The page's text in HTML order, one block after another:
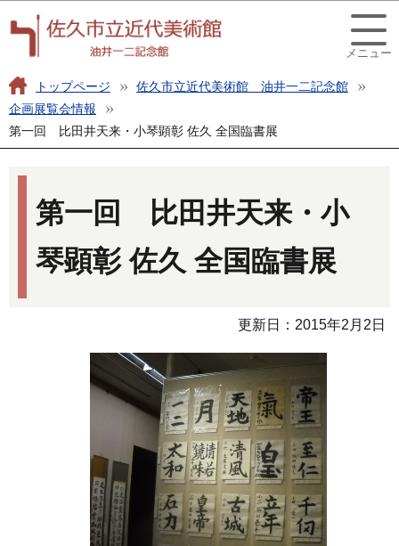
の
ー
ジ
の
メニュー
トップページ
佐久市立近代美術館 油井一二記念館
企画展覧会情報
第一回 比田井天来・小琴顕彰 佐久 全国臨書展
本
ら
第一回 比田井天来・小
琴顕彰 佐久 全国臨書展
更新日：2015年2月2日